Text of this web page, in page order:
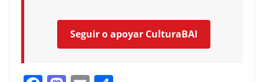
Seguir o apoyar CulturaBAI